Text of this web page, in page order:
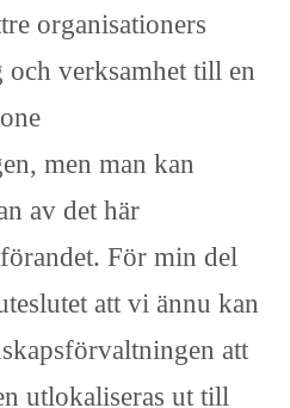
organisationers
verksamhet till en
men man kan
av det här
För min del
att vi ännu kan
att
utlokaliseras ut till